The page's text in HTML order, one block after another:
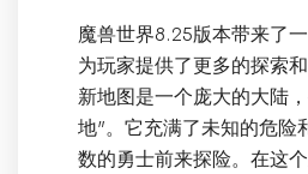
魔兽世界8.25版本带来了
为玩家提供了更多的探索
新地图是一个庞大的大陆
地”。它充满了未知的危险
数的勇士前来探险。在这